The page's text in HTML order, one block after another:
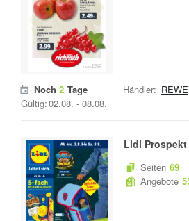
Noch 2 Tage
Gültig:02.08. - 08.08.
Händler: REWE
Lidl
Seiten 69
Angebote